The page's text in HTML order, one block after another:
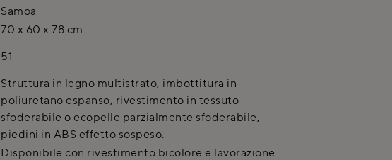
Samoa
70 x 60 x 78 cm
51
Struttura in legno multistrato, imbottitura in
poliuretano espanso, rivestimento in tessuto
sfoderabile o ecopelle parzialmente sfoderabile,
piedini in ABS effetto sospeso.
Disponibile con rivestimento bicolore e lavorazione